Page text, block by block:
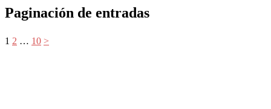
Paginación de entradas
1 2 … 10 >